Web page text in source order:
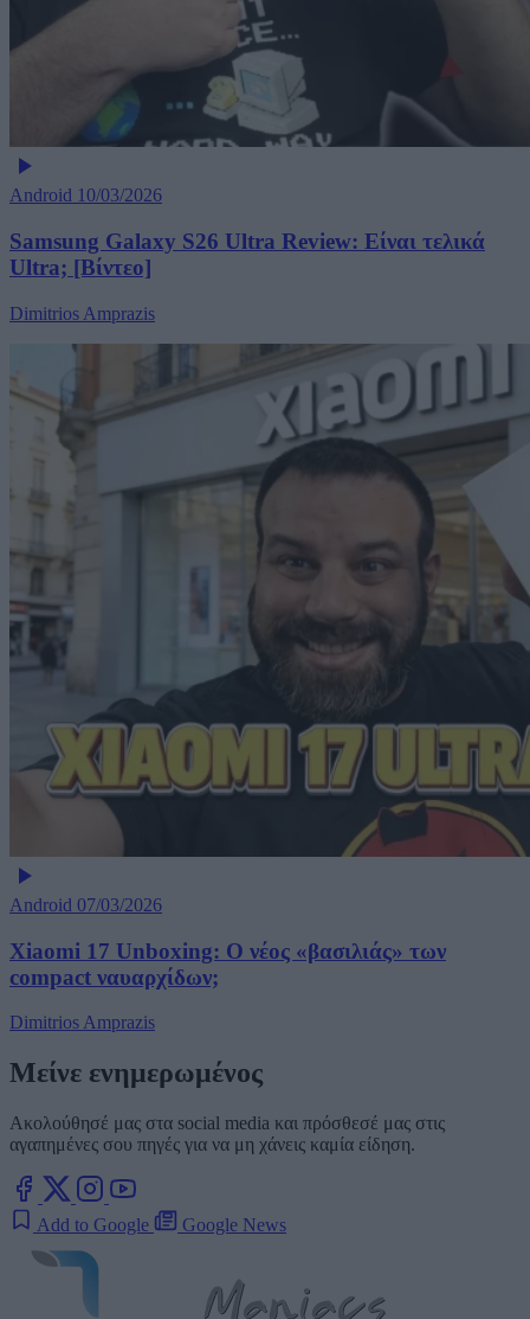
Android 10/03/2026
Samsung Galaxy S26 Ultra Review: Είναι τελικά
Ultra; [Βίντεο]
Dimitrios Amprazis
Android 07/03/2026
Xiaomi 17 Unboxing: Ο νέος «βασιλιάς» των
compact ναυαρχίδων;
Dimitrios Amprazis
Μείνε ενημερωμένος
Ακολούθησέ μας στα social media και πρόσθεσέ μας στις
αγαπημένες σου πηγές για να μη χάνεις καμία είδηση.
Add to Google Google News